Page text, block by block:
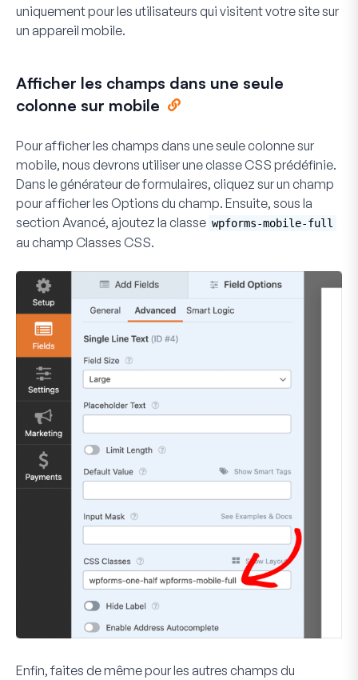
uniquement pour les utilisateurs qui visitent votre site sur
un appareil mobile.
Afficher les champs dans une seule
colonne sur mobile
Pour afficher les champs dans une seule colonne sur
mobile, nous devrons utiliser une classe CSS prédéfinie.
Dans le générateur de formulaires, cliquez sur un champ
pour afficher les Options du champ. Ensuite, sous la
section Avancé, ajoutez la classe wpforms-mobile-full
au champ Classes CSS.
Enfin, faites de même pour les autres champs du